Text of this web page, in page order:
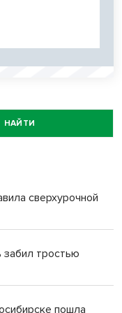
НАЙТИ
сверхурочной
забил тростью
пошла